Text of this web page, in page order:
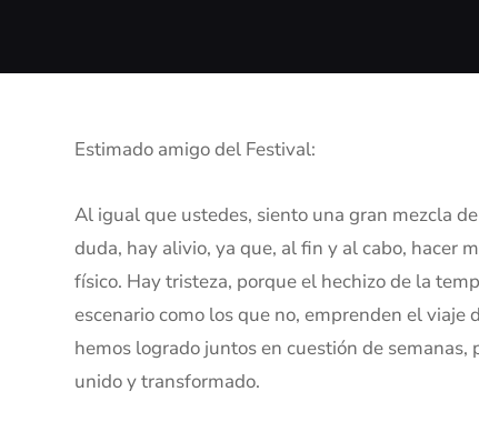
Estimado amigo del Festival:
Al igual que ustedes, siento una gran mezcla
duda, hay alivio, ya que, al fin y al cabo, hacer
físico. Hay tristeza, porque el hechizo de la
escenario como los que no, emprenden el
hemos logrado juntos en cuestión de
unido y transformado.